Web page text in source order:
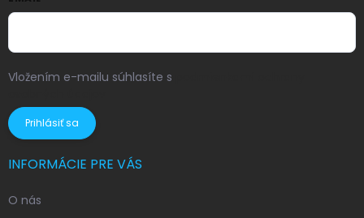
Vložením e-mailu súhlasíte s
Prihlásiť sa
INFORMÁCIE PRE VÁS
O nás